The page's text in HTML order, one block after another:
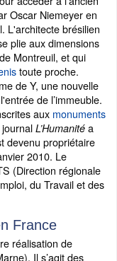
Oscar Niemeyer en
L'architecte brésilien
plie aux dimensions
Montreuil, et qui
toute proche.
de Y, une nouvelle
de l’immeuble.
aux monuments
L’Humanité a
devenu propriétaire
2010. Le
(Direction régionale
du Travail et des
France
réalisation de
Il s’agit des